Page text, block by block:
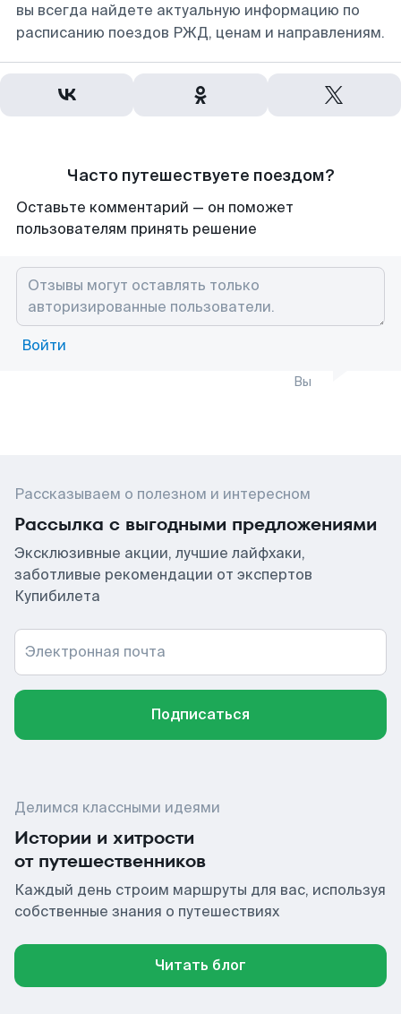
вы всегда найдете актуальную информацию по
расписанию поездов РЖД, ценам и направлениям.
Часто путешествуете поездом?
Оставьте комментарий — он поможет
пользователям принять решение
Войти
Вы
Рассказываем о полезном и интересном
Рассылка с выгодными предложениями
Эксклюзивные акции, лучшие лайфхаки,
заботливые рекомендации от экспертов
Купибилета
Электронная почта
Подписаться
Делимся классными идеями
Истории и хитрости
от путешественников
Каждый день строим маршруты для вас, используя
собственные знания о путешествиях
Читать блог